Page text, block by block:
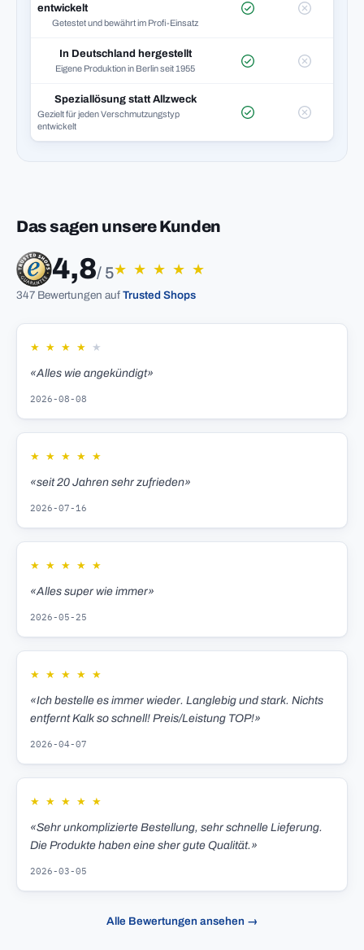
entwickelt
Getestet und bewährt im Profi-Einsatz
In Deutschland hergestellt
Eigene Produktion in Berlin seit 1955
Speziallösung statt Allzweck
Gezielt für jeden Verschmutzungstyp
entwickelt
Das sagen unsere Kunden
4,8/ 5★ ★ ★ ★ ★
347 Bewertungen auf Trusted Shops
★ ★ ★ ★ ★
«Alles wie angekündigt»
2026-08-08
★ ★ ★ ★ ★
«seit 20 Jahren sehr zufrieden»
2026-07-16
★ ★ ★ ★ ★
«Alles super wie immer»
2026-05-25
★ ★ ★ ★ ★
«Ich bestelle es immer wieder. Langlebig und stark. Nichts
entfernt Kalk so schnell! Preis/Leistung TOP!»
2026-04-07
★ ★ ★ ★ ★
«Sehr unkomplizierte Bestellung, sehr schnelle Lieferung.
Die Produkte haben eine sher gute Qualität.»
2026-03-05
Alle Bewertungen ansehen →